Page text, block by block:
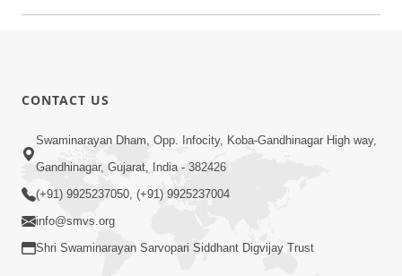
CONTACT US
Swaminarayan Dham, Opp. Infocity, Koba-Gandhinagar High way,
Gandhinagar, Gujarat, India - 382426
(+91) 9925237050, (+91) 9925237004
info@smvs.org
Shri Swaminarayan Sarvopari Siddhant Digvijay Trust